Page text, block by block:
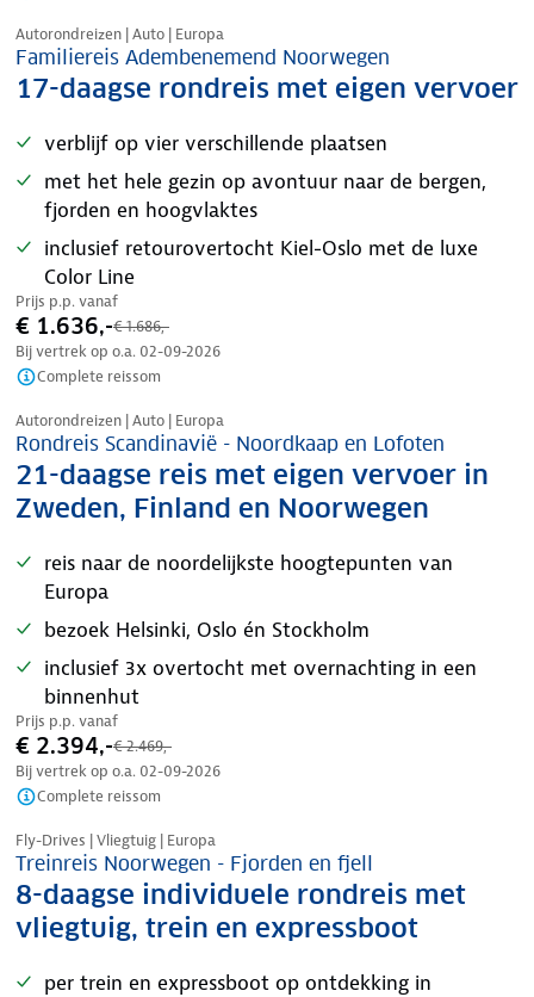
Nazomer korting
Autorondreizen | Auto | Europa
Familiereis Adembenemend Noorwegen
17-daagse rondreis met eigen vervoer
verblijf op vier verschillende plaatsen
met het hele gezin op avontuur naar de bergen,
fjorden en hoogvlaktes
inclusief retourovertocht Kiel-Oslo met de luxe
Color Line
Prijs p.p. vanaf
€ 1.636,-€ 1.686,-
Bij vertrek op o.a. 02-09-2026
Complete reissom
Nazomer korting
Autorondreizen | Auto | Europa
Rondreis Scandinavië - Noordkaap en Lofoten
21-daagse reis met eigen vervoer in
Zweden, Finland en Noorwegen
reis naar de noordelijkste hoogtepunten van
Europa
bezoek Helsinki, Oslo én Stockholm
inclusief 3x overtocht met overnachting in een
binnenhut
Prijs p.p. vanaf
€ 2.394,-€ 2.469,-
Bij vertrek op o.a. 02-09-2026
Complete reissom
Nazomer korting
Fly-Drives | Vliegtuig | Europa
Treinreis Noorwegen - Fjorden en fjell
8-daagse individuele rondreis met
vliegtuig, trein en expressboot
per trein en expressboot op ontdekking in